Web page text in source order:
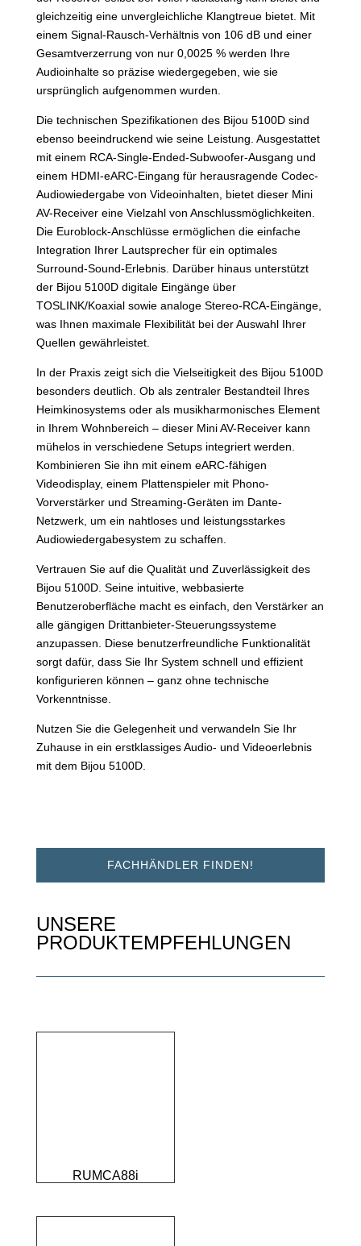
gleichzeitig eine unvergleichliche Klangtreue bietet. Mit
einem Signal-Rausch-Verhältnis von 106 dB und einer
Gesamtverzerrung von nur 0,0025 % werden Ihre
Audioinhalte so präzise wiedergegeben, wie sie
ursprünglich aufgenommen wurden.
Die technischen Spezifikationen des Bijou 5100D sind
ebenso beeindruckend wie seine Leistung. Ausgestattet
mit einem RCA-Single-Ended-Subwoofer-Ausgang und
einem HDMI-eARC-Eingang für herausragende Codec-
Audiowiedergabe von Videoinhalten, bietet dieser Mini
AV-Receiver eine Vielzahl von Anschlussmöglichkeiten.
Die Euroblock-Anschlüsse ermöglichen die einfache
Integration Ihrer Lautsprecher für ein optimales
Surround-Sound-Erlebnis. Darüber hinaus unterstützt
der Bijou 5100D digitale Eingänge über
TOSLINK/Koaxial sowie analoge Stereo-RCA-Eingänge,
was Ihnen maximale Flexibilität bei der Auswahl Ihrer
Quellen gewährleistet.
In der Praxis zeigt sich die Vielseitigkeit des Bijou 5100D
besonders deutlich. Ob als zentraler Bestandteil Ihres
Heimkinosystems oder als musikharmonisches Element
in Ihrem Wohnbereich – dieser Mini AV-Receiver kann
mühelos in verschiedene Setups integriert werden.
Kombinieren Sie ihn mit einem eARC-fähigen
Videodisplay, einem Plattenspieler mit Phono-
Vorverstärker und Streaming-Geräten im Dante-
Netzwerk, um ein nahtloses und leistungsstarkes
Audiowiedergabesystem zu schaffen.
Vertrauen Sie auf die Qualität und Zuverlässigkeit des
Bijou 5100D. Seine intuitive, webbasierte
Benutzeroberfläche macht es einfach, den Verstärker an
alle gängigen Drittanbieter-Steuerungssysteme
anzupassen. Diese benutzerfreundliche Funktionalität
sorgt dafür, dass Sie Ihr System schnell und effizient
konfigurieren können – ganz ohne technische
Vorkenntnisse.
Nutzen Sie die Gelegenheit und verwandeln Sie Ihr
Zuhause in ein erstklassiges Audio- und Videoerlebnis
mit dem Bijou 5100D.
FACHHÄNDLER FINDEN!
UNSERE
PRODUKTEMPFEHLUNGEN
RUMCA88i